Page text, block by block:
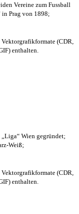
Vereine zum Fussball
Prag von 1898;
(CDR,
enthalten.
Wien gegründet;
Weiß;
(CDR,
enthalten.